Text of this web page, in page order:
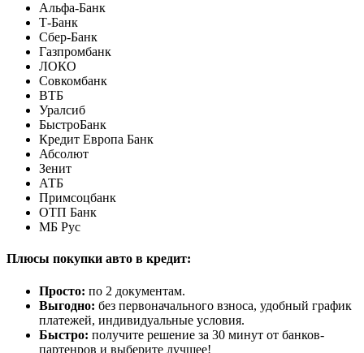
Альфа-Банк
Т-Банк
Сбер-Банк
Газпромбанк
ЛОКО
Совкомбанк
ВТБ
Уралсиб
БыстроБанк
Кредит Европа Банк
Абсолют
Зенит
АТБ
Примсоцбанк
ОТП Банк
МБ Рус
Плюсы покупки авто в кредит:
Просто: по 2 документам.
Выгодно: без первоначального взноса, удобный график
платежей, индивидуальные условия.
Быстро: получите решение за 30 минут от банков-
партенров и выберите лучшее!